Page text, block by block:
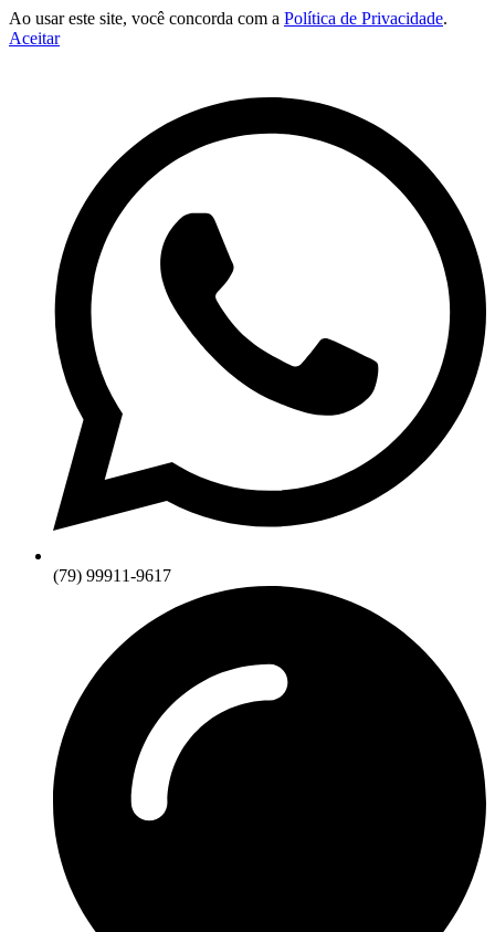
Ao usar este site, você concorda com a Política de Privacidade.
Aceitar
(79) 99911-9617